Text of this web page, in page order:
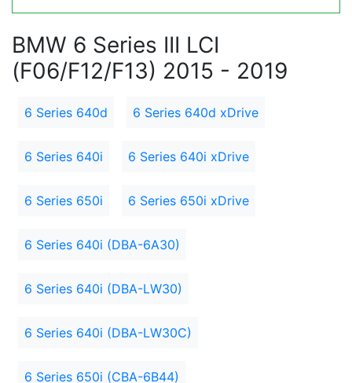
BMW 6 Series III LCI
(F06/F12/F13) 2015 - 2019
6 Series 640d 6 Series 640d xDrive
6 Series 640i 6 Series 640i xDrive
6 Series 650i 6 Series 650i xDrive
6 Series 640i (DBA-6A30)
6 Series 640i (DBA-LW30)
6 Series 640i (DBA-LW30C)
6 Series 650i (CBA-6B44)